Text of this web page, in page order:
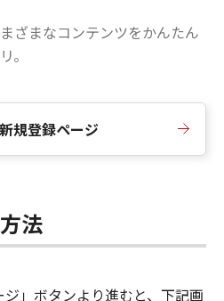
ざまなコンテンツをかんたん
。
規登録ページ
法
ジ」ボタンより進むと、下記画